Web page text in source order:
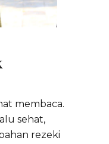
membaca.
sehat,
rezeki